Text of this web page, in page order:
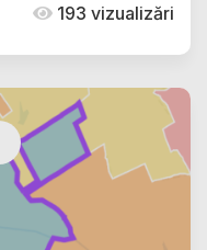
193 vizualizări